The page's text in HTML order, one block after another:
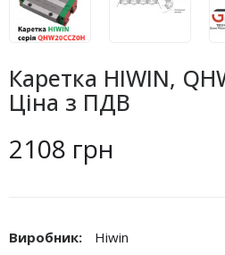
Каретка HIWIN,
Ціна з ПДВ
2108 грн
Виробник:
Hiwin